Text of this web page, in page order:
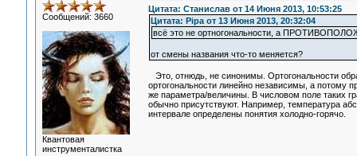
Сообщений: 3660
Квантовая
инструменталистка
Цитата: Станислав от 14 Июня 2013, 10:53:25
Цитата: Pipa от 13 Июня 2013, 20:32:04
всё это не ортногональности, а
от смены названия что-то меняется?
Это, отнюдь, не синонимы. Ортогональности
ортогональности линейно независимы, а потому
же параметра/величины. В числовом поле таких
обычно присутствуют. Например, температура
интервале определены понятия холодно-горячо.